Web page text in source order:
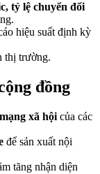
tỷ lệ chuyển đổi
hiệu suất định kỳ
thị trường.
đồng
xã hội của các
để sản xuất nội
tăng nhận diện